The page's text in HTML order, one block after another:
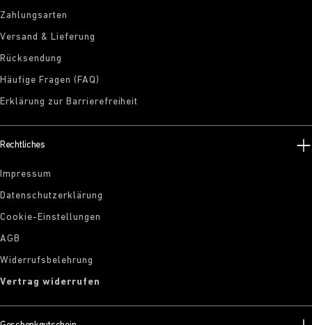
Zahlungsarten
Versand & Lieferung
Rücksendung
Häufige Fragen (FAQ)
Erklärung zur Barrierefreiheit
Rechtliches
Impressum
Datenschutzerklärung
Cookie-Einstellungen
AGB
Widerrufsbelehrung
Vertrag widerrufen